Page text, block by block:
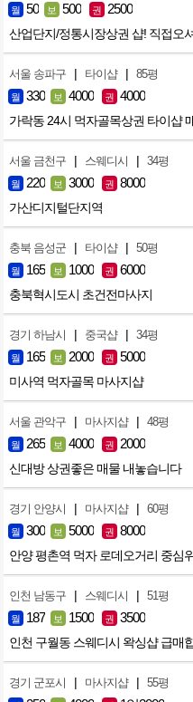
월 50 보 500 권 2500
산업단지/정통시장상권 샵! 직접오
서울 송파구 | 타이샵 | 85평
월 330 보 4000 권 4000
가락동 24시 먹자골목상권 타이샵
서울 금천구 | 스웨디시 | 34평
월 220 보 3000 권 8000
가산디지털단지역
충북 음성군 | 타이샵 | 50평
월 165 보 1000 권 6000
충북혁시도시 초건전마사지
경기 하남시 | 중국샵 | 34평
월 165 보 2000 권 5000
미사역 먹자골목 마사지샵
서울 관악구 | 마사지샵 | 48평
월 265 보 4000 권 2000
신대방 상권좋은 매물 내놓습니다
경기 안양시 | 마사지샵 | 60평
월 300 보 5000 권 8000
안양 평촌역 먹자 로데오거리 중심
인천 남동구 | 스웨디시 | 51평
월 187 보 1500 권 3500
인천 구월동 스웨디시 왁싱샵 급매
경기 군포시 | 마사지샵 | 55평